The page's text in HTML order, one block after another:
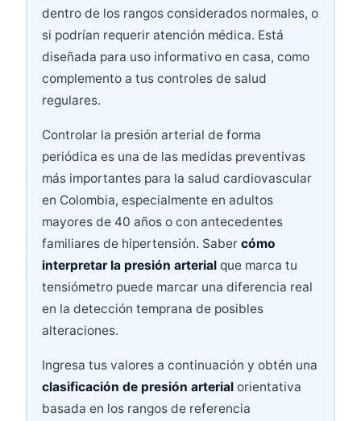
dentro de los rangos considerados normales, o
si podrían requerir atención médica. Está
diseñada para uso informativo en casa, como
complemento a tus controles de salud
regulares.
Controlar la presión arterial de forma
periódica es una de las medidas preventivas
más importantes para la salud cardiovascular
en Colombia, especialmente en adultos
mayores de 40 años o con antecedentes
familiares de hipertensión. Sabercómo
interpretar la presión arterial que marca tu
tensiómetro puede marcar una diferencia real
en la detección temprana de posibles
alteraciones.
Ingresa tus valores a continuación y obtén una
clasificación de presión arterial orientativa
basada en los rangos de referencia